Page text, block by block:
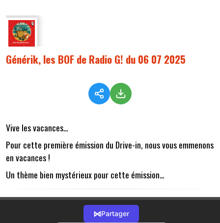
Générik, les BOF de Radio G! du 06 07 2025
Vive les vacances...
Pour cette première émission du Drive-in, nous vous emmenons
en vacances !
Un thème bien mystérieux pour cette émission...
⋈Partager